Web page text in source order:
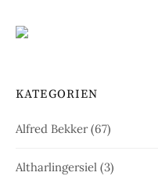
KATEGORIEN
Alfred Bekker(67)
Altharlingersiel (3)